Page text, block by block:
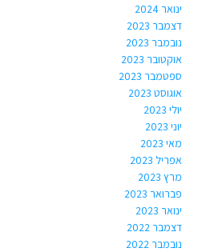
ינואר 2024
דצמבר 2023
נובמבר 2023
אוקטובר 2023
ספטמבר 2023
אוגוסט 2023
יולי 2023
יוני 2023
מאי 2023
אפריל 2023
מרץ 2023
פברואר 2023
ינואר 2023
דצמבר 2022
נובמבר 2022